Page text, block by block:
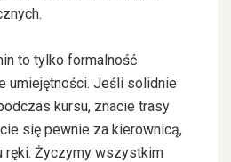
to tylko formalność
umiejętności. Jeśli solidnie
kursu, znacie trasy
się pewnie za kierownicą,
ręki. Życzymy wszystkim